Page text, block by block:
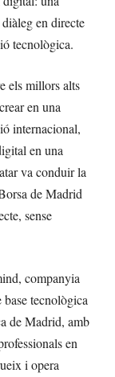
en directe
tecnològica.
els millors alts
en una
internacional,
en una
va conduir la
de Madrid
sense
companyia
tecnològica
de Madrid, amb
en
i opera